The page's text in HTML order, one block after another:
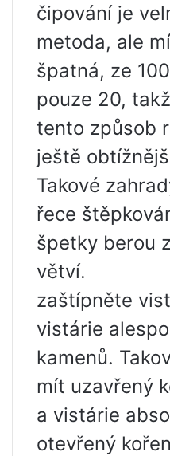
čipování je
metoda, ale
špatná, ze
pouze 20,
tento způsob
ještě
Takové
řece
špetky berou
větví.
zaštípněte
vistárie
kamenů.
mít uzavřený
a vistárie
otevřený